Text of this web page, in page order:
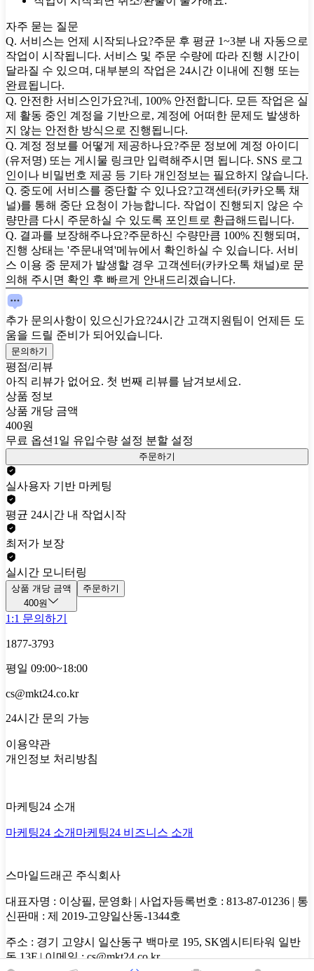
자주 묻는 질문
Q. 서비스는 언제 시작되나요?주문 후 평균 1~3분 내 자동으로
작업이 시작됩니다. 서비스 및 주문 수량에 따라 진행 시간이
달라질 수 있으며, 대부분의 작업은 24시간 이내에 진행 또는
완료됩니다.
Q. 안전한 서비스인가요?네, 100% 안전합니다. 모든 작업은 실
제 활동 중인 계정을 기반으로, 계정에 어떠한 문제도 발생하
지 않는 안전한 방식으로 진행됩니다.
Q. 계정 정보를 어떻게 제공하나요?주문 정보에 계정 아이디
(유저명) 또는 게시물 링크만 입력해주시면 됩니다. SNS 로그
인이나 비밀번호 제공 등 기타 개인정보는 필요하지 않습니다.
Q. 중도에 서비스를 중단할 수 있나요?고객센터(카카오톡 채
널)를 통해 중단 요청이 가능합니다. 작업이 진행되지 않은 수
량만큼 다시 주문하실 수 있도록 포인트로 환급해드립니다.
Q. 결과를 보장해주나요?주문하신 수량만큼 100% 진행되며,
진행 상태는 '주문내역'메뉴에서 확인하실 수 있습니다. 서비
스 이용 중 문제가 발생할 경우 고객센터(카카오톡 채널)로 문
의해 주시면 확인 후 빠르게 안내드리겠습니다.
추가 문의사항이 있으신가요?24시간 고객지원팀이 언제든 도
움을 드릴 준비가 되어있습니다.
문의하기
평점/리뷰
아직 리뷰가 없어요. 첫 번째 리뷰를 남겨보세요.
상품 정보
상품 개당 금액
400원
무료 옵션 1일 유입수량 설정 분할 설정
주문하기
실사용자 기반 마케팅
평균 24시간 내 작업시작
최저가 보장
실시간 모니터링
상품 개당 금액
400원
주문하기
1:1 문의하기
1877-3793
평일 09:00~18:00
cs@mkt24.co.kr
24시간 문의 가능
이용약관
개인정보 처리방침
마케팅24 소개
마케팅24 소개 마케팅24 비즈니스 소개
스마일드래곤 주식회사
대표자명 : 이상필, 문영화 | 사업자등록번호 : 813-87-01236 | 통
신판매 : 제 2019-고양일산동-1344호
주소 : 경기 고양시 일산동구 백마로 195, SK엠시티타워 일반
동 13F | 이메일 : cs@mkt24.co.kr